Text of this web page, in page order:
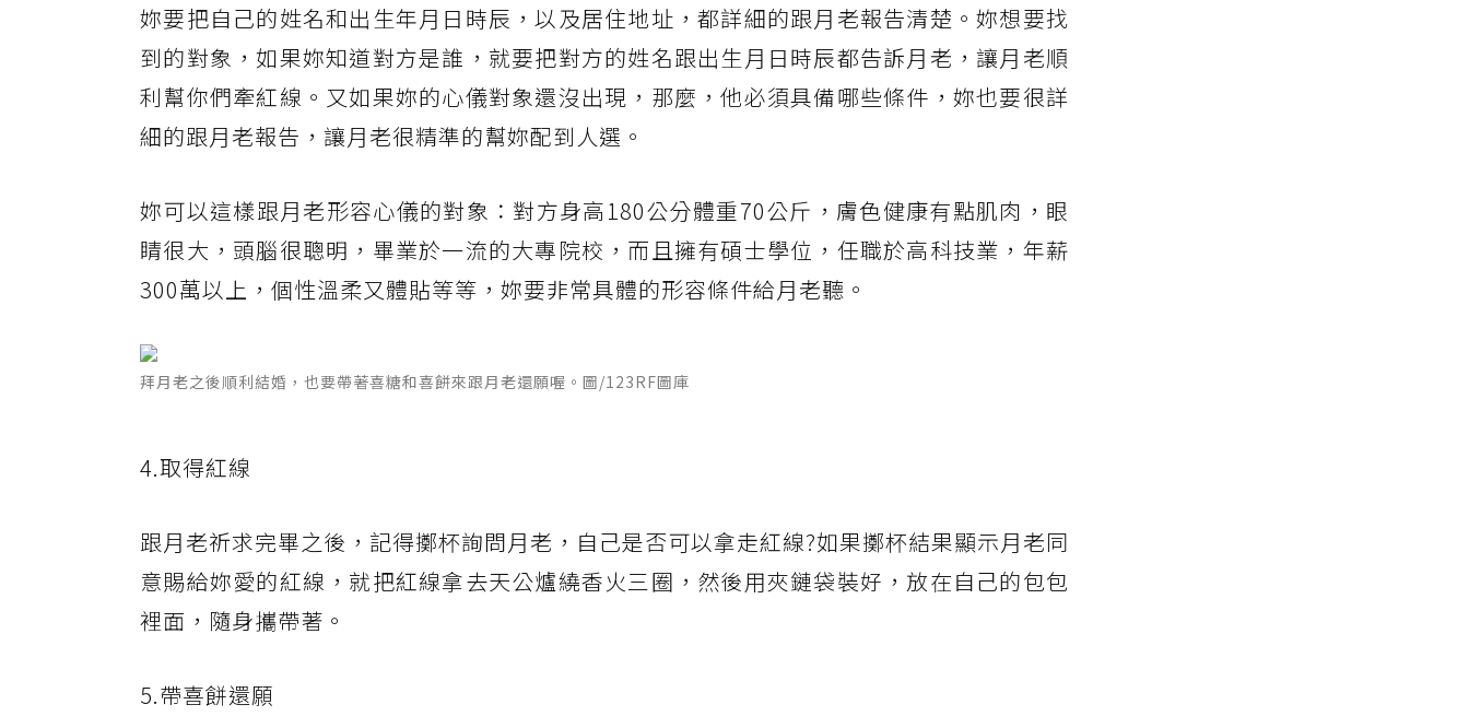
妳要把自己的姓名和出生年月日時辰，以及居住地址，都詳細的跟月老報告清楚。妳想要找
到的對象，如果妳知道對方是誰，就要把對方的姓名跟出生月日時辰都告訴月老，讓月老順
利幫你們牽紅線。又如果妳的心儀對象還沒出現，那麼，他必須具備哪些條件，妳也要很詳
細的跟月老報告，讓月老很精準的幫妳配到人選。
妳可以這樣跟月老形容心儀的對象：對方身高180公分體重70公斤，膚色健康有點肌肉，眼
睛很大，頭腦很聰明，畢業於一流的大專院校，而且擁有碩士學位，任職於高科技業，年薪
300萬以上，個性溫柔又體貼等等，妳要非常具體的形容條件給月老聽。
拜月老之後順利結婚，也要帶著喜糖和喜餅來跟月老還願喔。圖/123RF圖庫
4.取得紅線
跟月老祈求完畢之後，記得擲杯詢問月老，自己是否可以拿走紅線?如果擲杯結果顯示月老同
意賜給妳愛的紅線，就把紅線拿去天公爐繞香火三圈，然後用夾鏈袋裝好，放在自己的包包
裡面，隨身攜帶著。
5.帶喜餅還願